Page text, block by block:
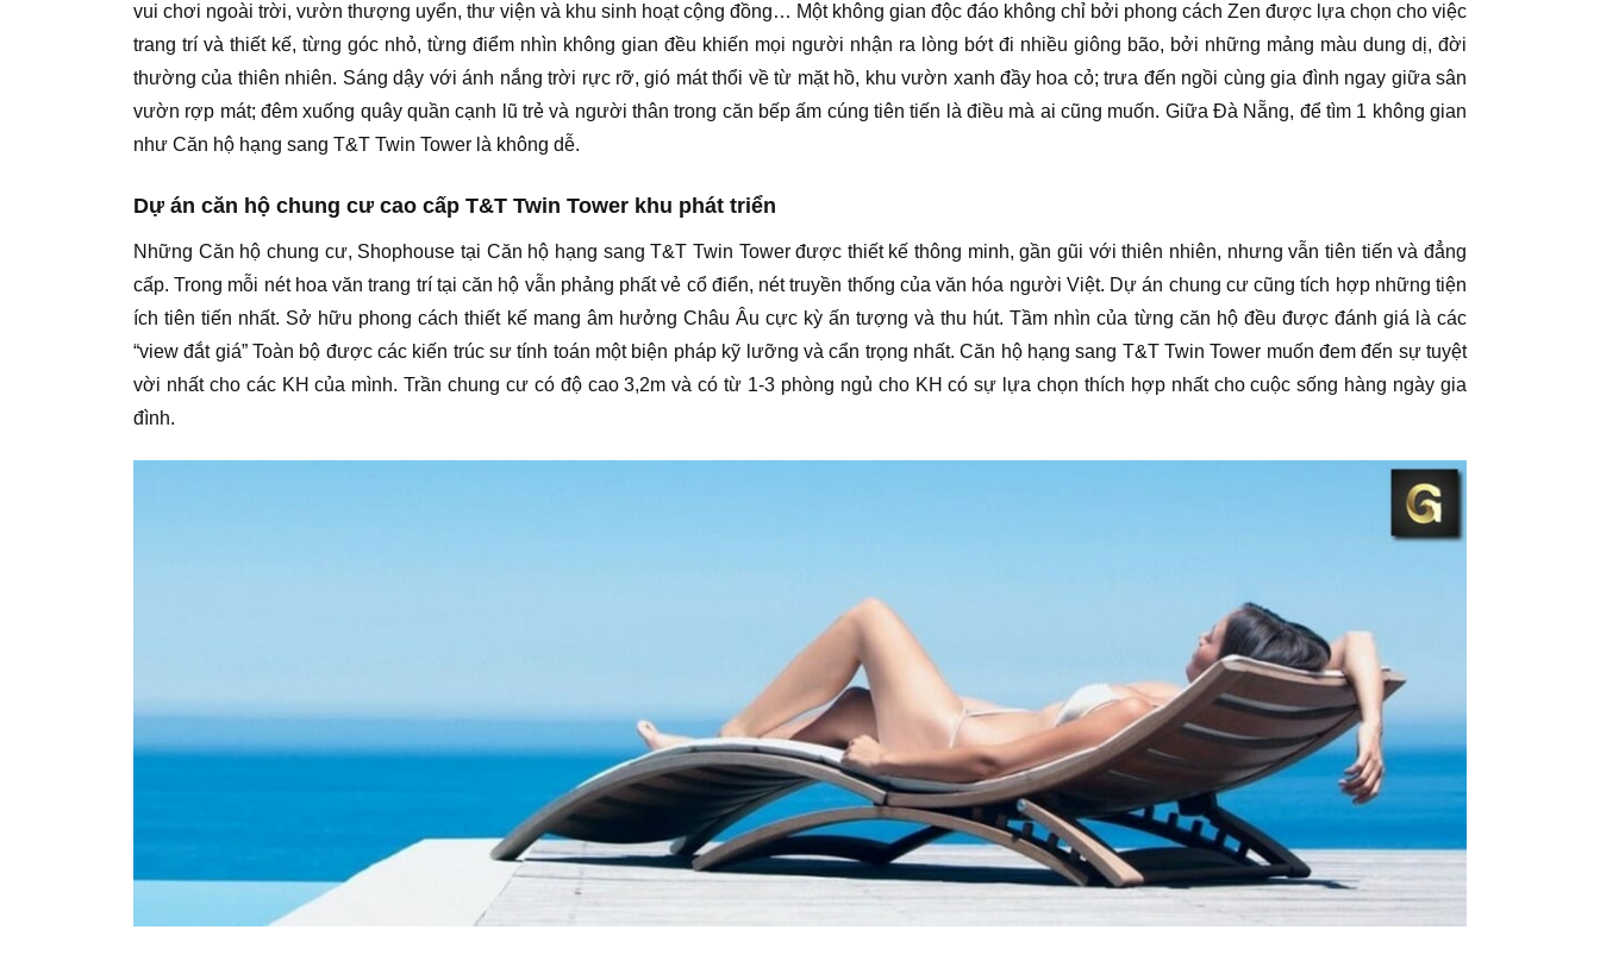
vui chơi ngoài trời, vườn thượng uyển, thư viện và khu sinh hoạt cộng đồng… Một không gian độc đáo không chỉ bởi phong cách Zen được lựa chọn cho việc
trang trí và thiết kế, từng góc nhỏ, từng điểm nhìn không gian đều khiến mọi người nhận ra lòng bớt đi nhiều giông bão, bởi những mảng màu dung dị, đời
thường của thiên nhiên. Sáng dậy với ánh nắng trời rực rỡ, gió mát thổi về từ mặt hồ, khu vườn xanh đầy hoa cỏ; trưa đến ngồi cùng gia đình ngay giữa sân
vườn rợp mát; đêm xuống quây quần cạnh lũ trẻ và người thân trong căn bếp ấm cúng tiên tiến là điều mà ai cũng muốn. Giữa Đà Nẵng, để tìm 1 không gian
như Căn hộ hạng sang T&T Twin Tower là không dễ.
Dự án căn hộ chung cư cao cấp T&T Twin Tower khu phát triển
Những Căn hộ chung cư, Shophouse tại Căn hộ hạng sang T&T Twin Tower được thiết kế thông minh, gần gũi với thiên nhiên, nhưng vẫn tiên tiến và đẳng
cấp. Trong mỗi nét hoa văn trang trí tại căn hộ vẫn phảng phất vẻ cổ điển, nét truyền thống của văn hóa người Việt. Dự án chung cư cũng tích hợp những tiện
ích tiên tiến nhất. Sở hữu phong cách thiết kế mang âm hưởng Châu Âu cực kỳ ấn tượng và thu hút. Tầm nhìn của từng căn hộ đều được đánh giá là các
“view đắt giá” Toàn bộ được các kiến trúc sư tính toán một biện pháp kỹ lưỡng và cẩn trọng nhất. Căn hộ hạng sang T&T Twin Tower muốn đem đến sự tuyệt
vời nhất cho các KH của mình. Trần chung cư có độ cao 3,2m và có từ 1-3 phòng ngủ cho KH có sự lựa chọn thích hợp nhất cho cuộc sống hàng ngày gia
đình.